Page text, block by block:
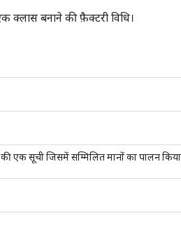
बनाने की फ़ैक्टरी विधि।
एक सूची जिसमें सम्मिलित मानों का पालन किया